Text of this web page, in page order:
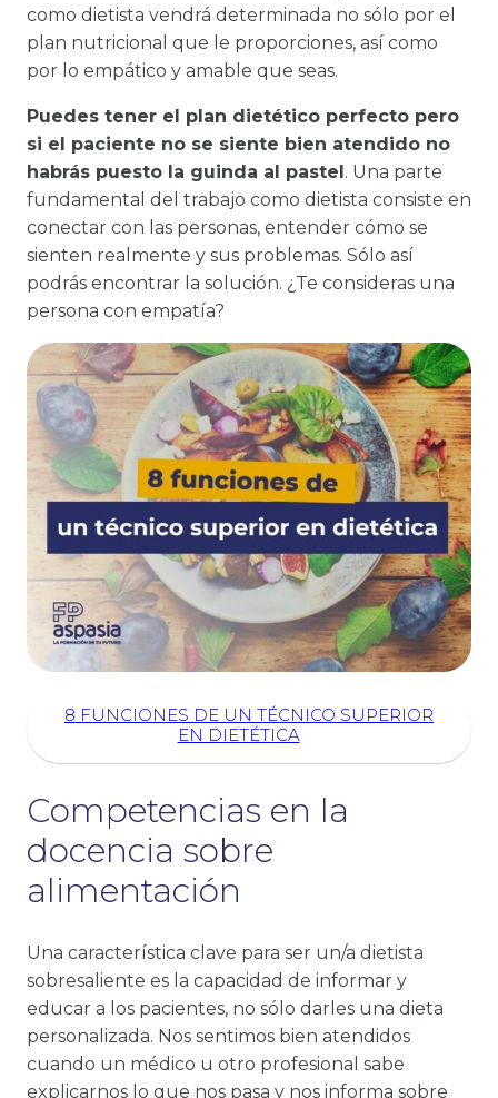
como dietista vendrá determinada no sólo por el
plan nutricional que le proporciones, así como
por lo empático y amable que seas.
Puedes tener el plan dietético perfecto pero
si el paciente no se siente bien atendido no
habrás puesto la guinda al pastel . Una parte
fundamental del trabajo como dietista consiste en
conectar con las personas, entender cómo se
sienten realmente y sus problemas. Sólo así
podrás encontrar la solución. ¿Te consideras una
persona con empatía?
8 FUNCIONES DE UN TÉCNICO SUPERIOR
EN DIETÉTICA
Competencias en la
docencia sobre
alimentación
Una característica clave para ser un/a dietista
sobresaliente es la capacidad de informar y
educar a los pacientes, no sólo darles una dieta
personalizada. Nos sentimos bien atendidos
cuando un médico u otro profesional sabe
explicarnos lo que nos pasa y nos informa sobre